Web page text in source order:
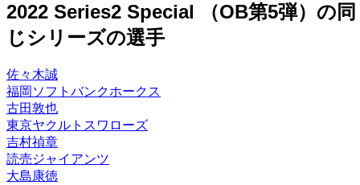
2022 Series2 Special （OB第5弾）の同
じシリーズの選手
佐々木誠
福岡ソフトバンクホークス
古田敦也
東京ヤクルトスワローズ
吉村禎章
読売ジャイアンツ
大島康徳